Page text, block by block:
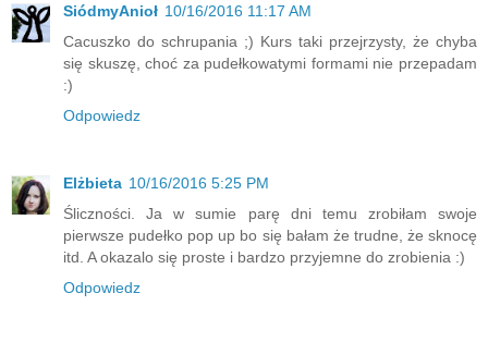
SiódmyAnioł 10/16/2016 11:17 AM
Cacuszko do schrupania ;) Kurs taki przejrzysty, że chyba
się skuszę, choć za pudełkowatymi formami nie przepadam
:)
Odpowiedz
Elżbieta 10/16/2016 5:25 PM
Śliczności. Ja w sumie parę dni temu zrobiłam swoje
pierwsze pudełko pop up bo się bałam że trudne, że sknocę
itd. A okazalo się proste i bardzo przyjemne do zrobienia :)
Odpowiedz